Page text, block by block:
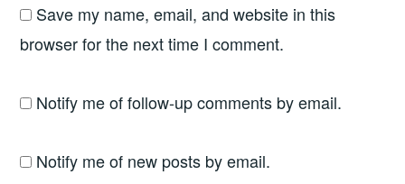
Save my name, email, and website in this
browser for the next time I comment.
Notify me of follow-up comments by email.
Notify me of new posts by email.